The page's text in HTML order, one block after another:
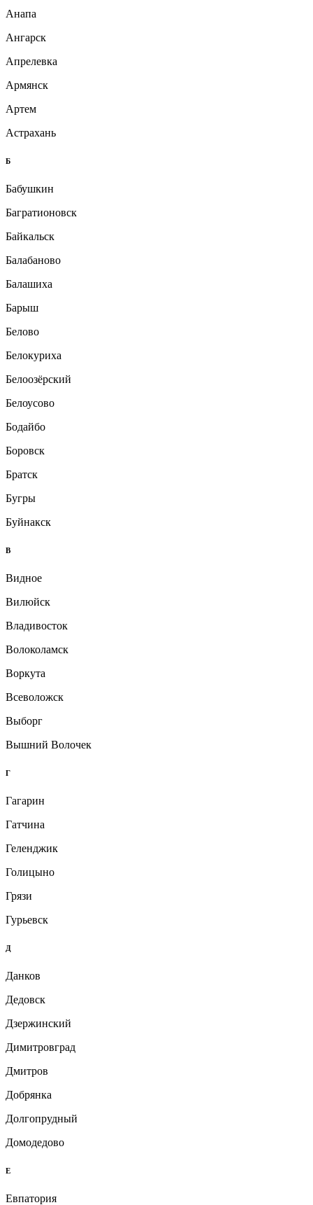
Анапа
Ангарск
Апрелевка
Армянск
Артем
Астрахань
Б
Бабушкин
Багратионовск
Байкальск
Балабаново
Балашиха
Барыш
Белово
Белокуриха
Белоозёрский
Белоусово
Бодайбо
Боровск
Братск
Бугры
Буйнакск
В
Видное
Вилюйск
Владивосток
Волоколамск
Воркута
Всеволожск
Выборг
Вышний Волочек
Г
Гагарин
Гатчина
Геленджик
Голицыно
Грязи
Гурьевск
Д
Данков
Дедовск
Дзержинский
Димитровград
Дмитров
Добрянка
Долгопрудный
Домодедово
Е
Евпатория